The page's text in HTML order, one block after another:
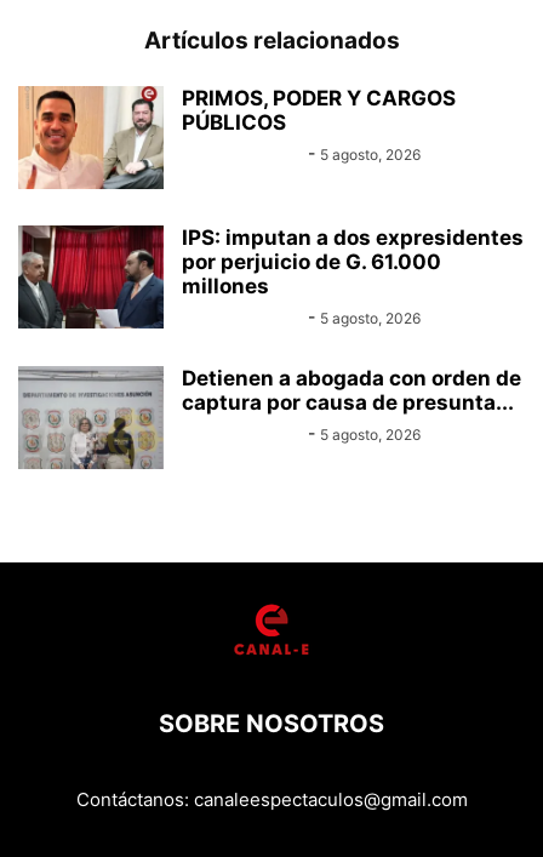
Artículos relacionados
PRIMOS, PODER Y CARGOS
PÚBLICOS
- 5 agosto, 2026
IPS: imputan a dos expresidentes
por perjuicio de G. 61.000
millones
- 5 agosto, 2026
Detienen a abogada con orden de
captura por causa de presunta...
- 5 agosto, 2026
SOBRE NOSOTROS
Contáctanos: canaleespectaculos@gmail.com